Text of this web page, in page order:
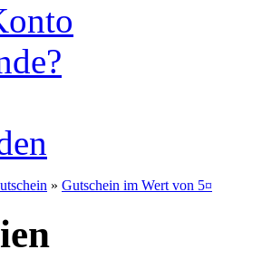
» Gutschein im Wert von 5¤